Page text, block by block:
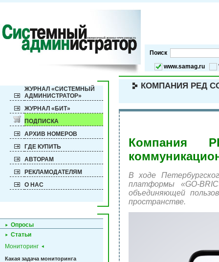
Поиск
www.samag.ru
ЖУРНАЛ «СИСТЕМНЫЙ
АДМИНИСТРАТОР»
ЖУРНАЛ «БИТ»
ПОДПИСКА
АРХИВ НОМЕРОВ
ГДЕ КУПИТЬ
АВТОРАМ
РЕКЛАМОДАТЕЛЯМ
О НАС
Опросы
Статьи
Мониторинг
Какая задача мониторинга
КОМПАНИЯ РЕД
Компания
В ходе
платформы «GO-
объединяющей
пространстве.